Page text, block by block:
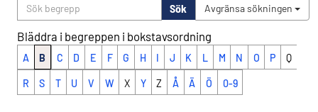
Sök Avgränsa sökningen
Bläddra i begreppen i bokstavsordning
A B C D E F G H I J K L M N O P Q
R S T U V W X Y Z Å Ä Ö 0-9